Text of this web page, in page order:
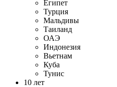
Египет
Турция
Мальдивы
Таиланд
ОАЭ
Индонезия
Вьетнам
Куба
Тунис
10 лет